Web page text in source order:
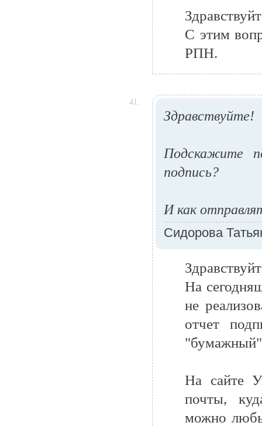
С этим
РПН.
41.
Здравствуйте!
Подскажите
подпись?
И как
Сидорова
На
не
отчет
"бумажный"
На сайте
почты,
можно